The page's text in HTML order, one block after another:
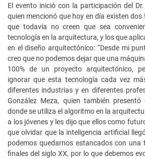
El evento inició con la participación del
quien mencionó que hoy en día existen
que todavía no creen que sea
tecnología en la arquitectura, y los que
en el diseño arquitectónico: “Desde mi
creo que no podemos dejar que una
100% de un proyecto arquitectónico,
ignorar que esta tecnología cada vez
diferentes industrias y en diferentes
González Meza, quien también presentó
donde se utiliza el algoritmo en la
a los jóvenes y les dijo que ellos como
que olvidar que la inteligencia artificial
podemos quedarnos estancados con una
finales del siglo XX, por lo que debemos